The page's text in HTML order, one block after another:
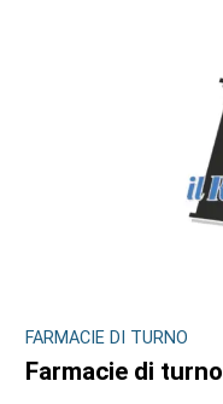
FARMACIE DI TURNO
Farmacie di turno